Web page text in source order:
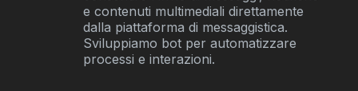
e contenuti multimediali direttamente
dalla piattaforma di messaggistica.
Sviluppiamo bot per automatizzare
processi e interazioni.